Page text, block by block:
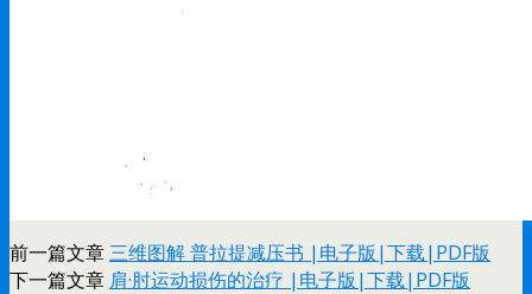
前一篇文章三维图解 普拉提减压书 |电子版|下载|PDF版
下一篇文章 肩·肘运动损伤的治疗 |电子版|下载|PDF版